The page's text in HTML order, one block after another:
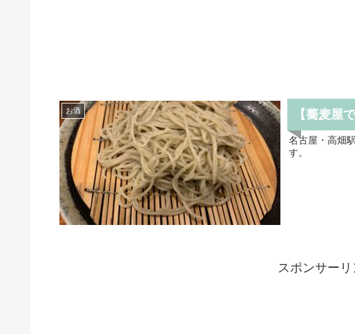
お酒 【蕎麦屋
名古屋・高畑
す。
スポンサーリ